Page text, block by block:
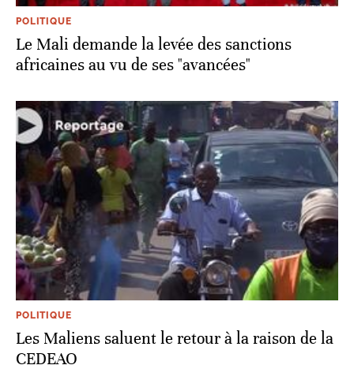
POLITIQUE
Le Mali demande la levée des sanctions
africaines au vu de ses "avancées"
POLITIQUE
Les Maliens saluent le retour à la raison de la
CEDEAO